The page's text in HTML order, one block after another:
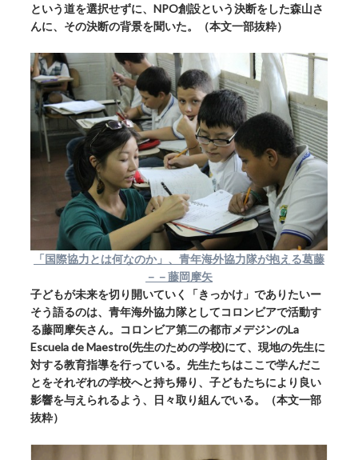
という道を選択せずに、NPO創設という決断をした森山さ
んに、その決断の背景を聞いた。（本文一部抜粋）
「国際協力とは何なのか」、青年海外協力隊が抱える葛藤
－－藤岡摩矢
子どもが未来を切り開いていく「きっかけ」でありたいー
そう語るのは、青年海外協力隊としてコロンビアで活動す
る藤岡摩矢さん。コロンビア第二の都市メデジンのLa
Escuela de Maestro(先生のための学校)にて、現地の先生に
対する教育指導を行っている。先生たちはここで学んだこ
とをそれぞれの学校へと持ち帰り、子どもたちにより良い
影響を与えられるよう、日々取り組んでいる。（本文一部
抜粋）